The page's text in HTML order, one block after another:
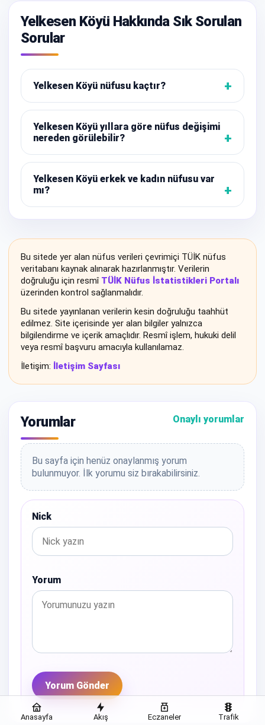
Yelkesen Köyü Hakkında Sık Sorulan
Sorular
Yelkesen Köyü nüfusu kaçtır?
Yelkesen Köyü yıllara göre nüfus değişimi
nereden görülebilir?
Yelkesen Köyü erkek ve kadın nüfusu var
mı?
Bu sitede yer alan nüfus verileri çevrimiçi TÜİK nüfus
veritabanı kaynak alınarak hazırlanmıştır. Verilerin
doğruluğu için resmî TÜİK Nüfus İstatistikleri Portalı
üzerinden kontrol sağlanmalıdır.
Bu sitede yayınlanan verilerin kesin doğruluğu taahhüt
edilmez. Site içerisinde yer alan bilgiler yalnızca
bilgilendirme ve içerik amaçlıdır. Resmî işlem, hukuki delil
veya resmî başvuru amacıyla kullanılamaz.
İletişim:
İletişim Sayfası
Yorumlar Onaylı yorumlar
Bu sayfa için henüz onaylanmış yorum
bulunmuyor. İlk yorumu siz bırakabilirsiniz.
Nick
Yorum
Yorum Gönder
Anasayfa Akış Eczaneler Trafik